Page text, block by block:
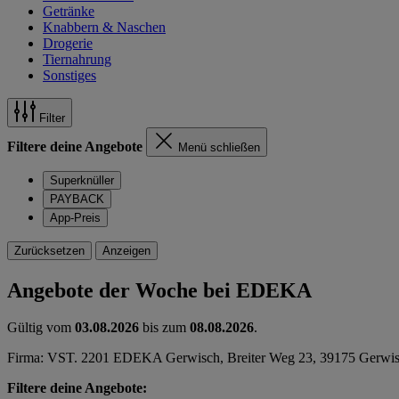
Getränke
Knabbern & Naschen
Drogerie
Tiernahrung
Sonstiges
Filter
Filtere deine Angebote Menü schließen
Superknüller
PAYBACK
App-Preis
Zurücksetzen Anzeigen
Angebote der Woche bei EDEKA
Gültig vom 03.08.2026 bis zum 08.08.2026.
Firma: VST. 2201 EDEKA Gerwisch, Breiter Weg 23, 39175
Filtere deine Angebote: